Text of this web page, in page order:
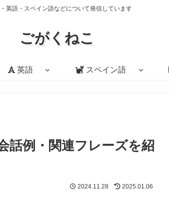
英語・スペイン語などについて発信しています
ごがくねこ
英語 スペイン語
話例・関連フレーズを紹
2024.11.28 2025.01.06